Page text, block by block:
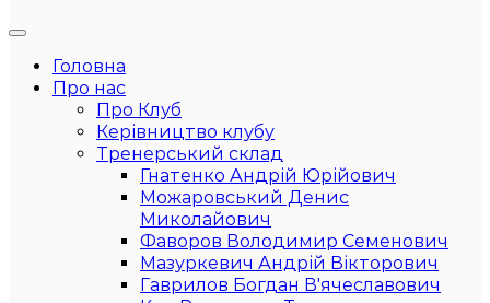
Головна
Про нас
Про Клуб
Керівництво клубу
Тренерський склад
Гнатенко Андрій Юрійович
Можаровський Денис
Миколайович
Фаворов Володимир Семенович
Мазуркевич Андрій Вікторович
Гаврилов Богдан В'ячеславович